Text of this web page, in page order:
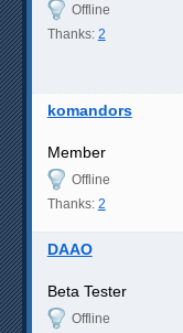
Offline
Thanks: 2
komandors
Member
Offline
Thanks: 2
DAAO
Beta Tester
Offline